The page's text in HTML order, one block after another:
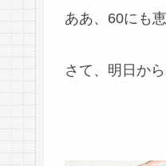
ああ、60にも
さて、明日か